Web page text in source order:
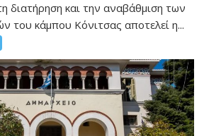
διατήρηση και την αναβάθμιση των
του κάμπου Κόνιτσας αποτελεί η...